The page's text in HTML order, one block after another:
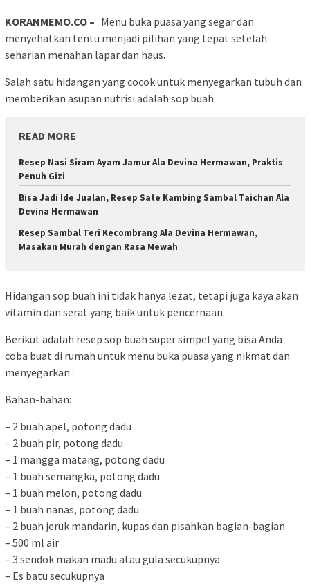
KORANMEMO.CO – Menu buka puasa yang segar dan
menyehatkan tentu menjadi pilihan yang tepat setelah
seharian menahan lapar dan haus.
Salah satu hidangan yang cocok untuk menyegarkan tubuh dan
memberikan asupan nutrisi adalah sop buah.
READ MORE
Resep Nasi Siram Ayam Jamur Ala Devina Hermawan, Praktis
Penuh Gizi
Bisa Jadi Ide Jualan, Resep Sate Kambing Sambal Taichan Ala
Devina Hermawan
Resep Sambal Teri Kecombrang Ala Devina Hermawan,
Masakan Murah dengan Rasa Mewah
Hidangan sop buah ini tidak hanya lezat, tetapi juga kaya akan
vitamin dan serat yang baik untuk pencernaan.
Berikut adalah resep sop buah super simpel yang bisa Anda
coba buat di rumah untuk menu buka puasa yang nikmat dan
menyegarkan :
Bahan-bahan:
– 2 buah apel, potong dadu
– 2 buah pir, potong dadu
– 1 mangga matang, potong dadu
– 1 buah semangka, potong dadu
– 1 buah melon, potong dadu
– 1 buah nanas, potong dadu
– 2 buah jeruk mandarin, kupas dan pisahkan bagian-bagian
– 500 ml air
– 3 sendok makan madu atau gula secukupnya
– Es batu secukupnya